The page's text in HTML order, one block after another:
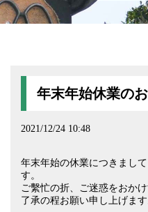
年末年始休業の
2021/12/24 10:48
年末年始の休業につきまし
す。
ご繫忙の折、ご迷惑をおか
了承の程お願い申し上げます